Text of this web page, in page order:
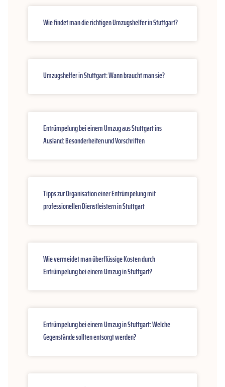
Wie findet man die richtigen Umzugshelfer in Stuttgart?
Umzugshelfer in Stuttgart: Wann braucht man sie?
Entrümpelung bei einem Umzug aus Stuttgart ins
Ausland: Besonderheiten und Vorschriften
Tipps zur Organisation einer Entrümpelung mit
professionellen Dienstleistern in Stuttgart
Wie vermeidet man überflüssige Kosten durch
Entrümpelung bei einem Umzug in Stuttgart?
Entrümpelung bei einem Umzug in Stuttgart: Welche
Gegenstände sollten entsorgt werden?